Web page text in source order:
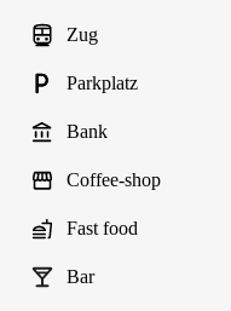
Zug
Parkplatz
Bank
Coffee-shop
Fast food
Bar